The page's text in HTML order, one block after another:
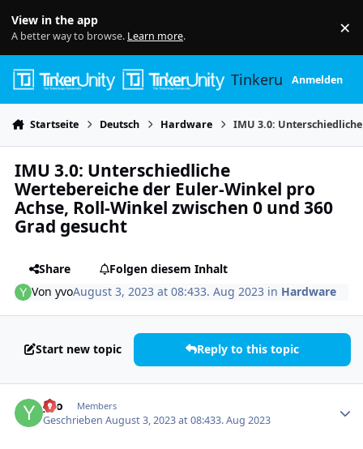
View in the app
A better way to browse. Learn more. ×
TinkerunityAnmelden
Startseite Deutsch Hardware IMU 3.0:
IMU 3.0: Unterschiedliche
Wertebereiche der Euler-Winkel pro
Achse, Roll-Winkel zwischen 0 und 360
Grad gesucht
Share
Folgen diesem Inhalt
VonyvoAugust 3, 2023 at 08:433. Aug 2023 in Hardware
Start new topic Reply to this topic
yvo Members
GeschriebenAugust 3, 2023 at 08:433. Aug 2023